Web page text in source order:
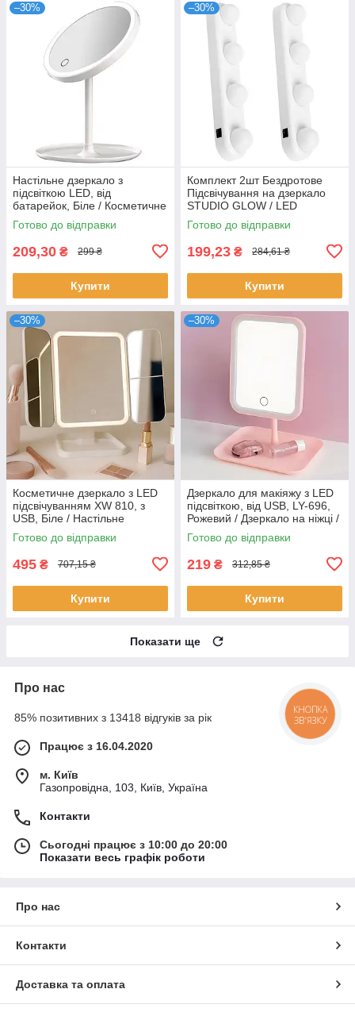
–30%
Настільне дзеркало з
підсвіткою LED, від
батарейок, Біле / Косметичне
дзеркало / Дзеркало для
макіяжу
Готово до відправки
209,30 ₴ 299 ₴
Купити
–30%
Комплект 2шт Бездротове
Підсвічування на дзеркало
STUDIO GLOW / LED
Лампочки на присосках для
дзеркала
Готово до відправки
199,23 ₴ 284,61 ₴
Купити
–30%
Косметичне дзеркало з LED
підсвічуванням XW 810, з
USB, Біле / Настільне
дзеркало / Сенсорне
дзеркало
Готово до відправки
495 ₴ 707,15 ₴
Купити
–30%
Дзеркало для макіяжу з LED
підсвіткою, від USB, LY-696,
Рожевий / Дзеркало на ніжці /
Дзеркало косметичне
Готово до відправки
219 ₴ 312,85 ₴
Купити
Показати ще
Про нас
85% позитивних з 13418 відгуків за рік
Працює з 16.04.2020
м. Київ
Газопровідна, 103, Київ, Україна
Контакти
Сьогодні працює з 10:00 до 20:00
Показати весь графік роботи
Про нас
Контакти
Доставка та оплата
КНОПКА
ЗВ'ЯЗКУ